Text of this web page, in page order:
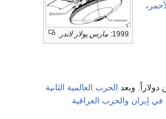
1999: مارس پولار لاندر
،
وبعد الحرب العالمية الثانية
في إيران والحرب العراقية